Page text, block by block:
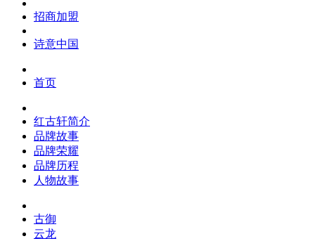
招商加盟
诗意中国
首页
红古轩简介
品牌故事
品牌荣耀
品牌历程
人物故事
古御
云龙